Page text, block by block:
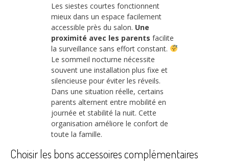
Les siestes courtes fonctionnent
mieux dans un espace facilement
accessible près du salon. Une
proximité avec les parents facilite
la surveillance sans effort constant.
Le sommeil nocturne nécessite
souvent une installation plus fixe et
silencieuse pour éviter les réveils.
Dans une situation réelle, certains
parents alternent entre mobilité en
journée et stabilité la nuit. Cette
organisation améliore le confort de
toute la famille.
Choisir les bons accessoires complémentaires